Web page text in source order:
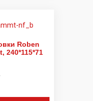
Roben
240*115*71